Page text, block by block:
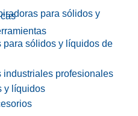
para sólidos y
para sólidos y líquidos de
industriales profesionales
y líquidos